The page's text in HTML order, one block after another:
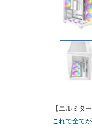
【エルミタ
これで全て